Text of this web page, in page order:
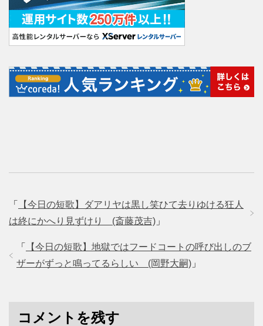
「
【今日の短歌】ダアリヤは黒し笑ひて去りゆける狂人
は終にかへり見ずけり (斎藤茂吉) 」
「
【今日の短歌】地獄ではフードコートの呼び出しのブ
ザーがずっと鳴ってるらしい (岡野大嗣) 」
コメントを残す